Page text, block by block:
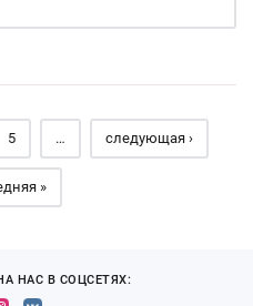
5 … следующая ›
»
НАС В СОЦСЕТЯХ: